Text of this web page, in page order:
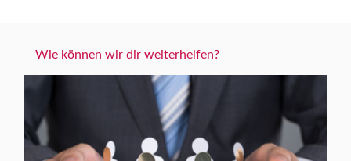
Wie können wir dir weiterhelfen?